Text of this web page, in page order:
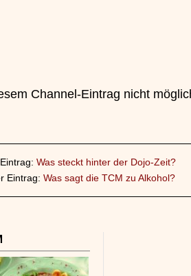
Channel-Eintrag nicht
Was steckt hinter der Dojo-Zeit?
Eintrag: Was sagt die TCM zu Alkohol?